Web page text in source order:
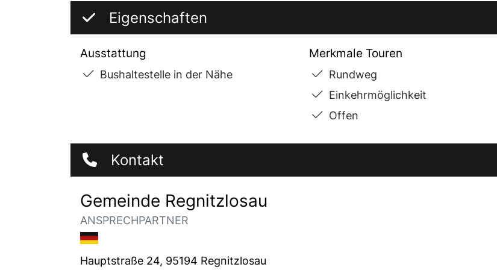
Eigenschaften
Ausstattung
Bushaltestelle in der Nähe
Merkmale Touren
Rundweg
Einkehrmöglichkeit
Offen
Kontakt
Gemeinde Regnitzlosau
ANSPRECHPARTNER
Hauptstraße 24, 95194 Regnitzlosau